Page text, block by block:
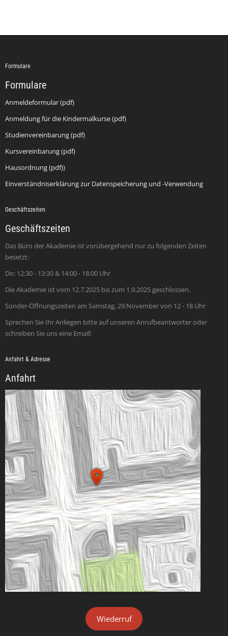
Formulare
Formulare
Anmeldeformular (pdf)
Anmeldung für die Kindermalkurse (pdf)
Studienvereinbarung (pdf)
Kursvereinbarung (pdf)
Hausordnung (pdf))
Einverständniserklärung zur Datenspeicherung und -Verwendung
Geschäftszeiten
Geschäftszeiten
Das Büro der Akademie ist vorübergehend nur zu folgenden Zeiten
besetzt:
Do: 12:30 - 13:30 & 14:00 - 18:00 Uhr
Die Akademie ist vom 12.7.2025 bis zum 1.9.2025 geschlossen.
Sonder-Öffnungszeiten am Samstag, 29.November von 12 - 18 Uhr
Sprechen Sie Ihr Anliegen bitte auf unseren Anrufbeantworter oder
schreiben Sie uns eine Email!
Anfahrt & Adresse
Anfahrt
Wiederruf